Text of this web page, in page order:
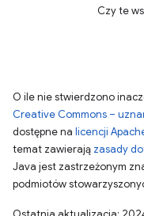
Czy te
O ile nie stwierdzono
Creative Commons –
dostępne na licencji
temat zawierają zasady
Java jest zastrzeżonym
podmiotów